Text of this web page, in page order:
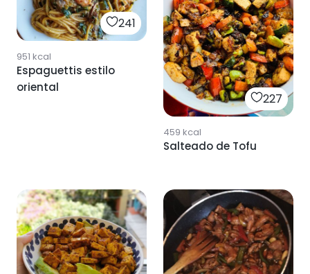
241
951 kcal
Espaguettis estilo
oriental
227
459 kcal
Salteado de Tofu